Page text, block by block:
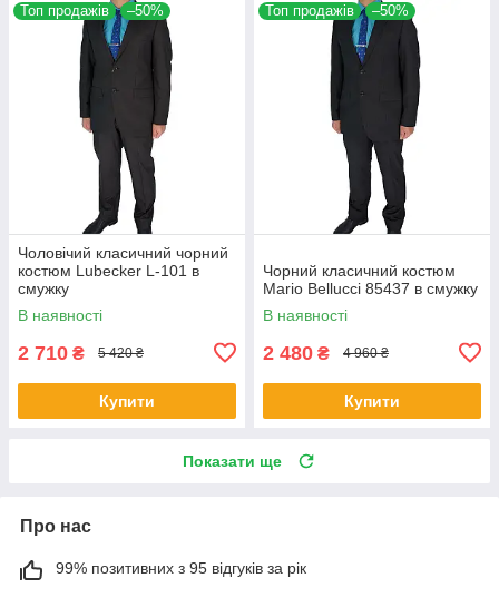
Топ продажів –50%
Чоловічий класичний чорний
костюм Lubecker L-101 в
смужку
В наявності
2 710 ₴ 5 420 ₴
Купити
Топ продажів –50%
Чорний класичний костюм
Mario Bellucci 85437 в смужку
В наявності
2 480 ₴ 4 960 ₴
Купити
Показати ще
Про нас
99% позитивних з 95 відгуків за рік